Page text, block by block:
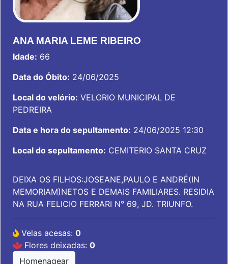
ANA MARIA LEME RIBEIRO
Idade: 66
Data do Óbito: 24/06/2025
Local do velório: VELORIO MUNICIPAL DE
PEDREIRA
Data e hora do sepultamento: 24/06/2025 12:30
Local do sepultamento: CEMITERIO SANTA CRUZ
DEIXA OS FILHOS:JOSEANE,PAULO E ANDRÉ(IN
MEMORIAM)NETOS E DEMAIS FAMILIARES. RESIDIA
NA RUA FELICIO FERRARI N° 69, JD. TRIUNFO.
Velas acesas: 0
Flores deixadas: 0
Homenagear